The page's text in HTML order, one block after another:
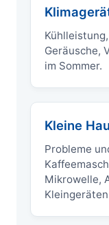
Geräusche,
im Sommer.
Kleine
Probleme
Mikrowelle,